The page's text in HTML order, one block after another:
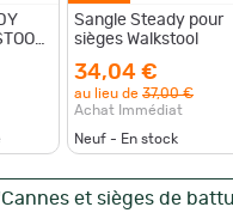
Sangle Steady pour
sièges Walkstool
34,04 €
au lieu de 37,00 €
Achat Immédiat
Neuf - En stock
et sièges de